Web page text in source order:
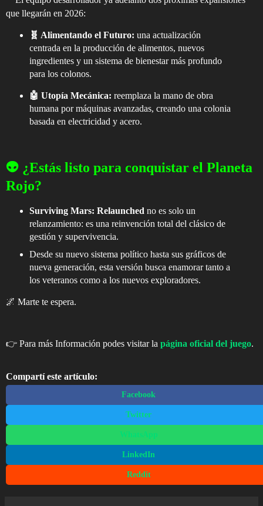
que llegarán en 2026:
🧬 Alimentando el Futuro: una actualización
centrada en la producción de alimentos, nuevos
ingredientes y un sistema de bienestar más profundo
para los colonos.
🤖 Utopía Mecánica: reemplaza la mano de obra
humana por máquinas avanzadas, creando una colonia
basada en electricidad y acero.
👽 ¿Estás listo para conquistar el Planeta
Rojo?
Surviving Mars: Relaunched no es solo un
relanzamiento: es una reinvención total del clásico de
gestión y supervivencia.
Desde su nuevo sistema político hasta sus gráficos de
nueva generación, esta versión busca enamorar tanto a
los veteranos como a los nuevos exploradores.
🌌 Marte te espera.
👉 Para más Información podes visitar la página oficial del juego.
Compartí este artículo:
Facebook
Twitter
WhatsApp
LinkedIn
Reddit